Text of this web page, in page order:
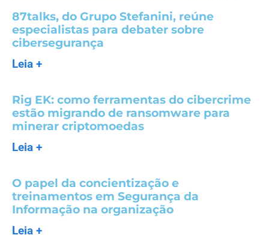
87talks, do Grupo Stefanini, reúne
especialistas para debater sobre
cibersegurança
Leia +
Rig EK: como ferramentas do cibercrime
estão migrando de ransomware para
minerar criptomoedas
Leia +
O papel da concientização e
treinamentos em Segurança da
Informação na organização
Leia +